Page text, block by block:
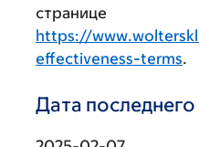
странице
https://
effectiveness-terms.
Дата